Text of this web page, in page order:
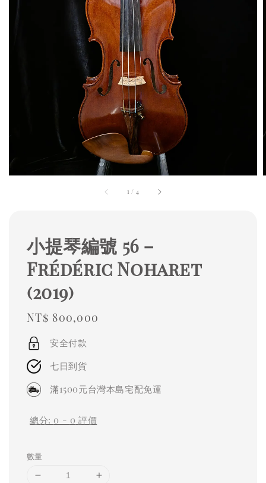
1 / 4
小提琴編號 56－
Frédéric Noharet
(2019)
Regular
price
NT$ 800,000
安全付款
七日到貨
滿1500元台灣本島宅配免運
總分: 0 - 0 評價
數量